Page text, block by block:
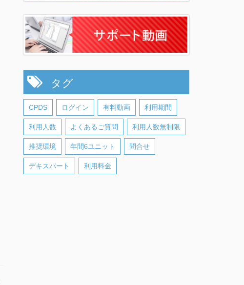
タグ
CPDS ログイン 有料動画 利用期間
利用人数 よくあるご質問 利用人数無制限
推奨環境 年間6ユニット 問合せ
デキスパート 利用料金